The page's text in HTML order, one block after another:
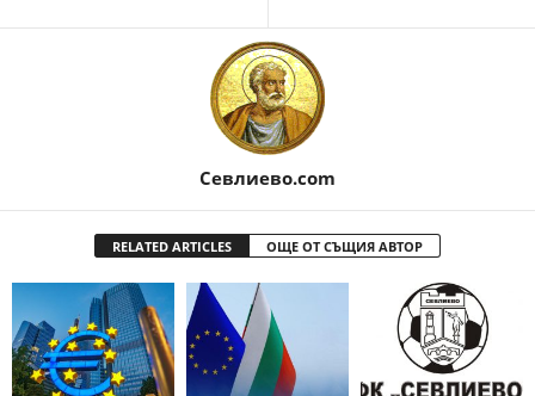
Севлиево.com
RELATED ARTICLES ОЩЕ ОТ СЪЩИЯ АВТОР